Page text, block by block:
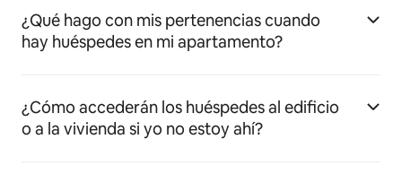
¿Qué hago con mis pertenencias cuando
hay huéspedes en mi apartamento?
¿Cómo accederán los huéspedes al edificio
o a la vivienda si yo no estoy ahí?